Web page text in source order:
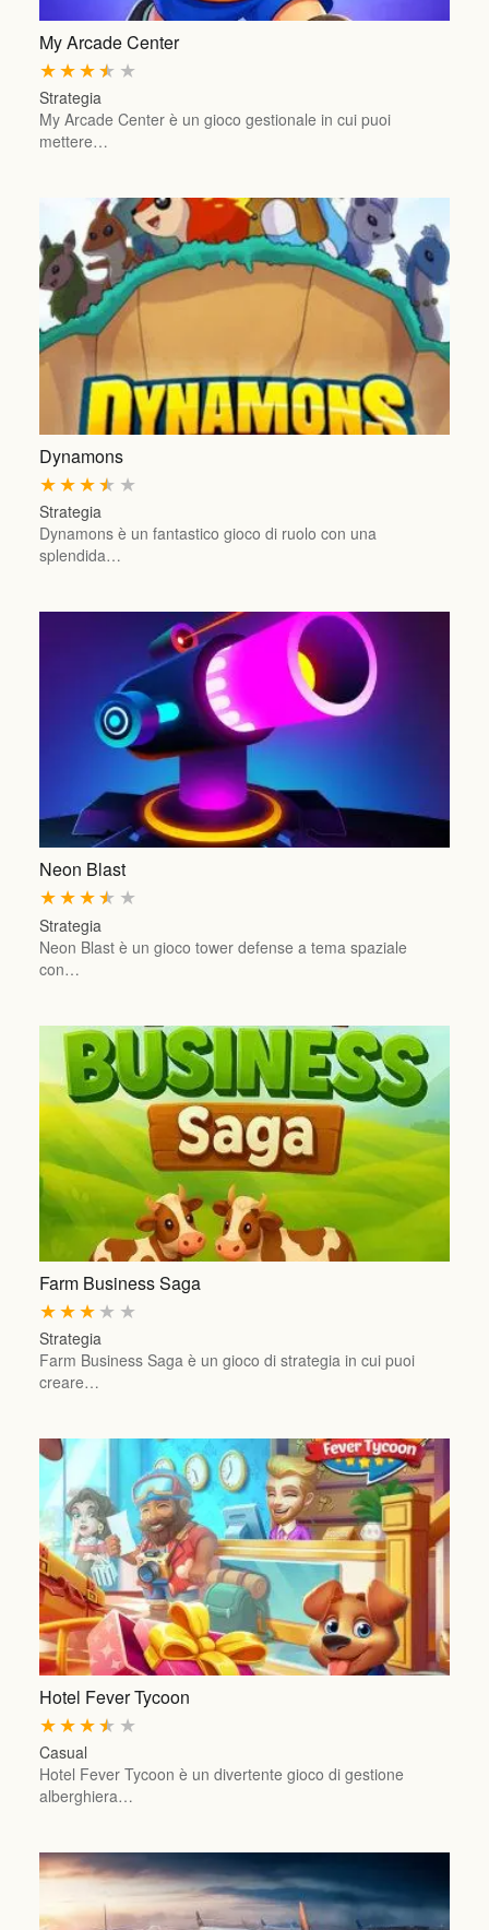
My Arcade Center
★
★
★
★
★
Strategia
My Arcade Center è un gioco gestionale in cui puoi
mettere…
Dynamons
★
★
★
★
★
Strategia
Dynamons è un fantastico gioco di ruolo con una
splendida…
Neon Blast
★
★
★
★
★
Strategia
Neon Blast è un gioco tower defense a tema spaziale
con…
Farm Business Saga
★
★
★
★
★
Strategia
Farm Business Saga è un gioco di strategia in cui puoi
creare…
Hotel Fever Tycoon
★
★
★
★
★
Casual
Hotel Fever Tycoon è un divertente gioco di gestione
alberghiera…